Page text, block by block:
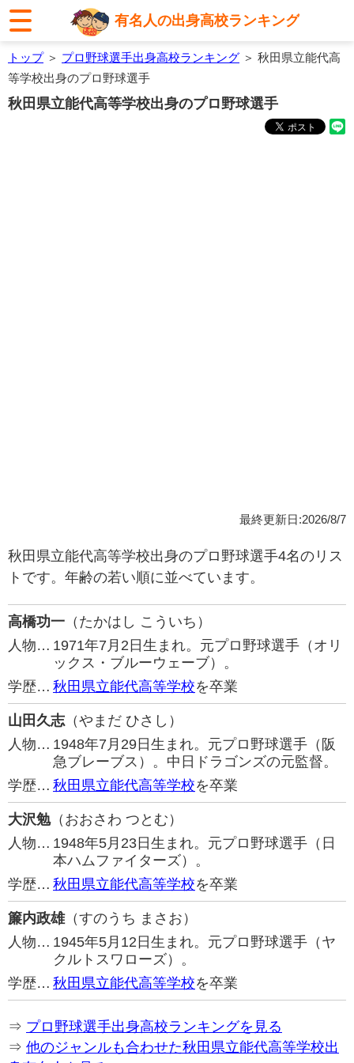
有名人の出身高校ランキング
トップ＞ プロ野球選手出身高校ランキング ＞ 秋田県立能代高
等学校出身のプロ野球選手
秋田県立能代高等学校出身のプロ野球選手
最終更新日:2026/8/7
秋田県立能代高等学校出身のプロ野球選手4名のリス
トです。年齢の若い順に並べています。
高橋功一 （たかはし こういち）
人物… 1971年7月2日生まれ。元プロ野球選手（オリ
ックス・ブルーウェーブ）。
学歴… 秋田県立能代高等学校を卒業
山田久志（やまだ ひさし）
人物… 1948年7月29日生まれ。元プロ野球選手（阪
急ブレーブス）。中日ドラゴンズの元監督。
学歴… 秋田県立能代高等学校を卒業
大沢勉（おおさわ つとむ）
人物… 1948年5月23日生まれ。元プロ野球選手（日
本ハムファイターズ）。
学歴… 秋田県立能代高等学校を卒業
簾内政雄（すのうち まさお）
人物… 1945年5月12日生まれ。元プロ野球選手（ヤ
クルトスワローズ）。
学歴… 秋田県立能代高等学校を卒業
⇒ プロ野球選手出身高校ランキングを見る
⇒ 他のジャンルも合わせた秋田県立能代高等学校出